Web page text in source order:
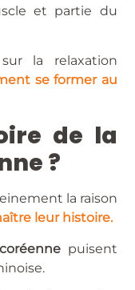
et partie du
la relaxation
se former au
de la
?
la raison
leur histoire.
puisent